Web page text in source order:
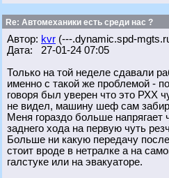
Re: Автомеханики есть среди нас ?
Автор: kvr (---.dynamic.spd-
Дата: 27-01-24 07:05
Только на той неделе сдавали
именно с такой же проблемой -
говоря был уверен что это РХХ
не видел, машину шеф сам
Меня гораздо больше
заднего хода на первую чуть
Больше ни какую передачу
стоит вроде в нетралке а на
галстуке или на эвакуаторе.